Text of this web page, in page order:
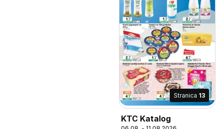
Stranica 13
KTC Katalog